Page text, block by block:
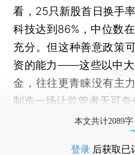
看，25只新股首日换手
科技达到86%，中位数
充分。但这种善意政策
资的能力——这些以中大
金，往往更青睐没有主
制造一场让监管者无可奈
本文共计2089
登录 后获取已